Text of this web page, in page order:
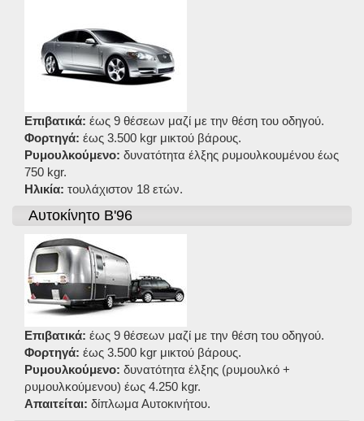
Επιβατικά: έως 9 θέσεων μαζί με την θέση του οδηγού.
Φορτηγά: έως 3.500 kgr μικτού βάρους.
Ρυμουλκούμενο: δυνατότητα έλξης ρυμουλκουμένου έως
750 kgr.
Ηλικία: τουλάχιστον 18 ετών.
Αυτοκίνητο B'96
Επιβατικά: έως 9 θέσεων μαζί με την θέση του οδηγού.
Φορτηγά: έως 3.500 kgr μικτού βάρους.
Ρυμουλκούμενο: δυνατότητα έλξης (ρυμουλκό +
ρυμουλκούμενου) έως 4.250 kgr.
Απαιτείται: δίπλωμα Αυτοκινήτου.